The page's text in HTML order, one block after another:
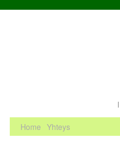
Home Yhteys